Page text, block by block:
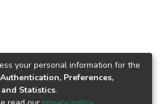
your personal information for the
Authentication, Preferences,
Statistics.